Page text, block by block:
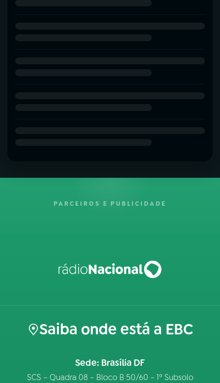
PARCEIROS E PUBLICIDADE
Saiba onde está a EBC
Sede: Brasília DF
SCS – Quadra 08 – Bloco B 50/60 – 1º Subsolo